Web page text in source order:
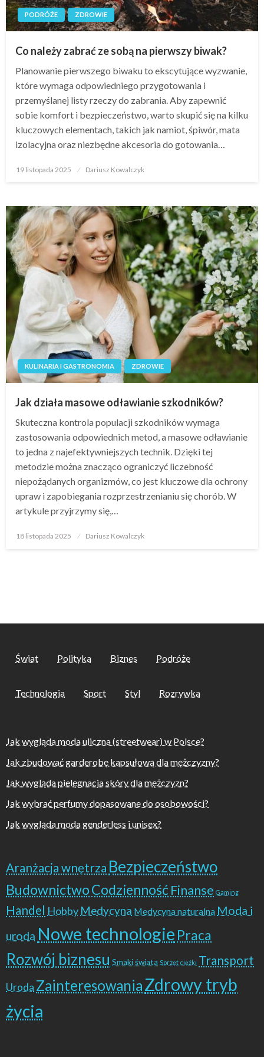
PODRÓŻE ZDROWIE
Co należy zabrać ze sobą na pierwszy biwak?
Planowanie pierwszego biwaku to ekscytujące wyzwanie,
które wymaga odpowiedniego przygotowania i
przemyślanej listy rzeczy do zabrania. Aby zapewnić
sobie komfort i bezpieczeństwo, warto skupić się na kilku
kluczowych elementach, takich jak namiot, śpiwór, mata
izolacyjna oraz niezbędne akcesoria do gotowania…
Opublikowane
19 listopada 2025 Dariusz Kowalczyk
KULINARIA I GASTRONOMIA ZDROWIE
Jak działa masowe odławianie szkodników?
Skuteczna kontrola populacji szkodników wymaga
zastosowania odpowiednich metod, a masowe odławianie
to jedna z najefektywniejszych technik. Dzięki tej
metodzie można znacząco ograniczyć liczebność
niepożądanych organizmów, co jest kluczowe dla ochrony
upraw i zapobiegania rozprzestrzenianiu się chorób. W
artykule przyjrzymy się,…
Opublikowane
18 listopada 2025 Dariusz Kowalczyk
Świat Polityka Biznes Podróże
Technologia Sport Styl Rozrywka
Jak wygląda moda uliczna (streetwear) w Polsce?
Jak zbudować garderobę kapsułową dla mężczyzny?
Jak wygląda pielęgnacja skóry dla mężczyzn?
Jak wybrać perfumy dopasowane do osobowości?
Jak wygląda moda genderless i unisex?
Aranżacja wnętrza Bezpieczeństwo
BudownictwoCodziennośćFinanse Gaming
Handel Hobby Medycyna Medycyna naturalna Moda i
uroda Nowe technologie Praca
Rozwój biznesu Smaki świata Sprzęt ciężki Transport
Uroda ZainteresowaniaZdrowy tryb
życia